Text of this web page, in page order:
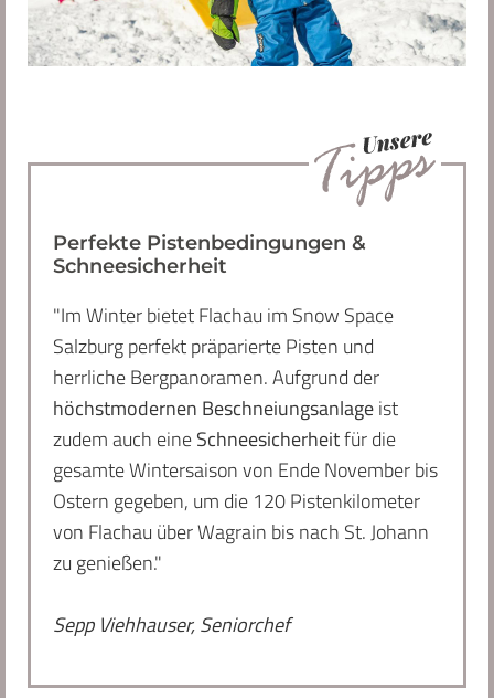
Perfekte Pistenbedingungen &
Schneesicherheit
"Im Winter bietet Flachau im Snow Space
Salzburg perfekt präparierte Pisten und
herrliche Bergpanoramen. Aufgrund der
höchstmodernen Beschneiungsanlageist
zudem auch eineSchneesicherheitfür die
gesamte Wintersaison von Ende November bis
Ostern gegeben, um die 120 Pistenkilometer
von Flachau über Wagrain bis nach St. Johann
zu genießen."
Sepp Viehhauser, Seniorchef